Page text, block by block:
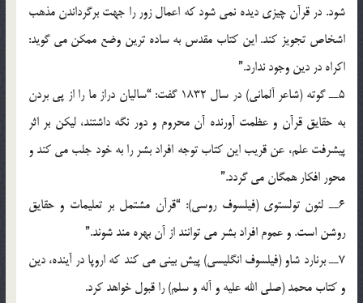
شود. در قرآن چيزي ديده نمي شود که اعمال زور را جهت برگرداندن مذهب
اشخاص تجويز کند. اين کتاب مقدس به ساده ترين وضع ممکن مي گويد:
اکراه در دين وجود ندارد.”
5ــ گوته (شاعر آلماني) در سال 1832 گفت: “ساليان دراز ما را از پي بردن
به حقايق قرآن و عظمت آورنده آن محروم و دور نگه داشتند، ليکن بر اثر
پيشرفت علم، عن قريب اين کتاب توجه افراد بشر را به خود جلب مي کند و
محور افکار همگان مي گردد.”
6ــ لئون تولستوي (فيلسوف روسي): “قرآن مشتمل بر تعليمات و حقايق
روشن است. و عموم افراد بشر مي توانند از آن بهره مند شوند.”
7ــ برنارد شاو (فيلسوف انگليسي) پيش بيني مي کند که اروپا در آينده، دين
و کتاب محمد (صلي الله عليه و آله و سلم) را قبول خواهد کرد.